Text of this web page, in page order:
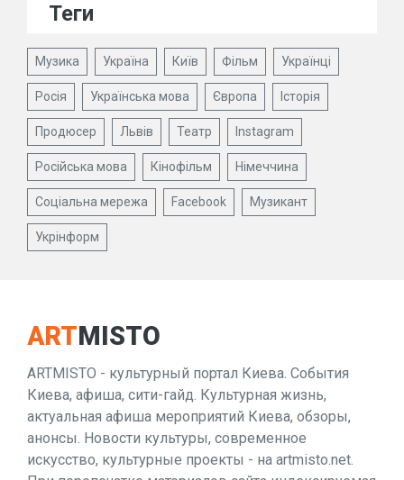
Теги
Музика Україна Київ Фільм Українці
Росія Українська мова Європа Історія
Продюсер Львів Театр Instagram
Російська мова Кінофільм Німеччина
Соціальна мережа Facebook Музикант
Укрінформ
ARTMISTO
ARTMISTO - культурный портал Киева. События
Киева, афиша, сити-гайд. Культурная жизнь,
актуальная афиша мероприятий Киева, обзоры,
анонсы. Новости культуры, современное
искусство, культурные проекты - на artmisto.net.